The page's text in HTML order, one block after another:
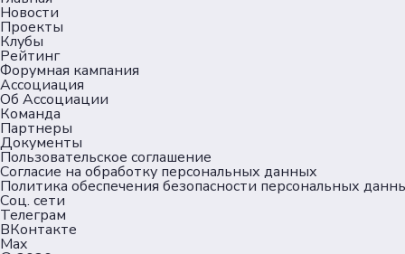
Новости
Проекты
Клубы
Рейтинг
Форумная кампания
Ассоциация
Об Ассоциации
Команда
Партнеры
Документы
Пользовательское соглашение
Согласие на обработку персональных данных
Политика обеспечения безопасности персональных
Соц. сети
Телеграм
ВКонтакте
Max